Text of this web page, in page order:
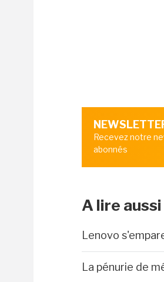
Recevez notre
abonnés
A lire aussi
Lenovo
La pénurie de